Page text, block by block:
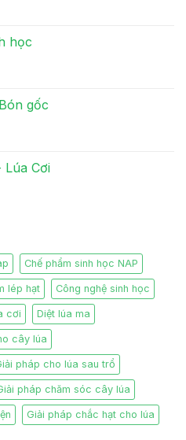
học
gốc
Lúa Cơi
Chế phẩm sinh học NAP
lép hạt Công nghệ sinh học
cơi Diệt lúa ma
cây lúa
pháp cho lúa sau trổ
pháp chăm sóc cây lúa
Giải pháp chắc hạt cho lúa